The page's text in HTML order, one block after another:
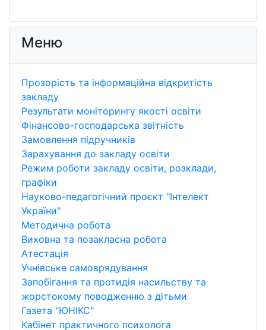
Меню
Прозорість та інформаційна відкритість
закладу
Результати моніторингу якості освіти
Фінансово-господарська звітність
Замовлення підручників
Зарахування до закладу освіти
Режим роботи закладу освіти, розклади,
графіки
Науково-педагогічний проєкт "Інтелект
України"
Методична робота
Виховна та позакласна робота
Атестація
Учнівське самоврядування
Запобігання та протидія насильству та
жорстокому поводженню з дітьми
Газета "ЮНІКС"
Кабінет практичного психолога